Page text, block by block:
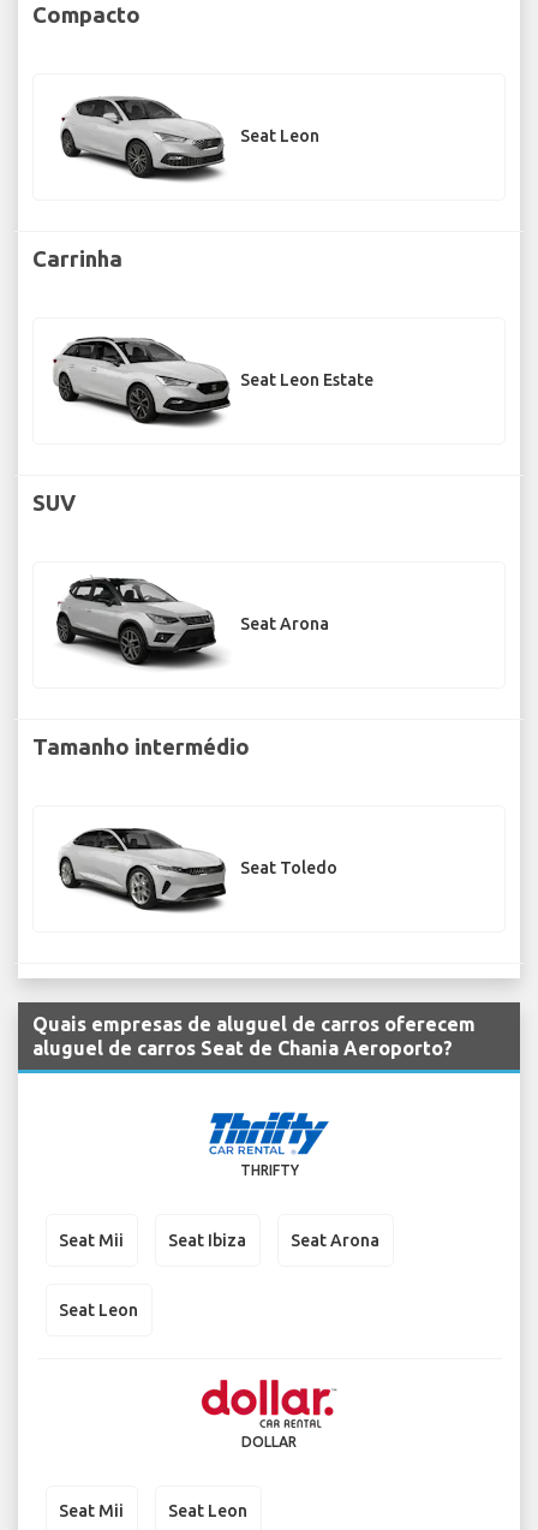
Compacto
Seat Leon
Carrinha
Seat Leon Estate
SUV
Seat Arona
Tamanho intermédio
Seat Toledo
Quais empresas de aluguel de carros oferecem
aluguel de carros Seat de Chania Aeroporto?
THRIFTY
Seat Mii Seat Ibiza Seat Arona
Seat Leon
DOLLAR
Seat Mii Seat Leon